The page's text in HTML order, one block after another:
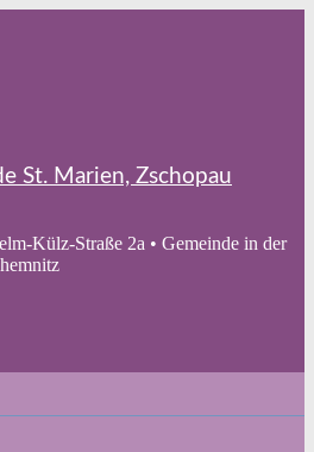
St. Marien, Zschopau
Külz-Straße 2a • Gemeinde in der